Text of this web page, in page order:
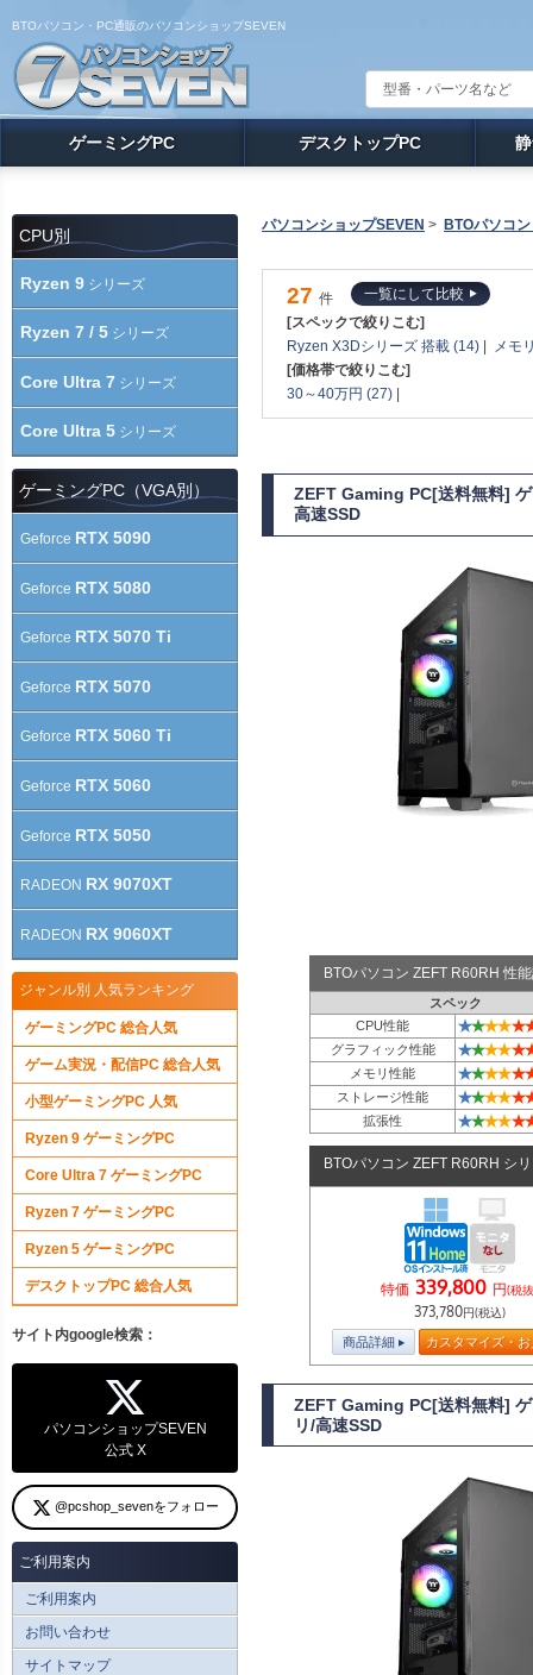
BTOパソコン・PC通販のパソコンショップSEVEN
ゲーミングPC デスクトップPC
パソコンショップSEVEN > BTOパソコ
27 件
一覧にして比較
[スペックで絞りこむ]
Ryzen X3Dシリーズ 搭載 (14) |
メモ
[価格帯で絞りこむ]
30～40万円 (27) |
ZEFT Gaming PC[送料無料]
高速SSD
BTOパソコン ZEFT R60RH 性
スペック
CPU性能
★★★★★
グラフィック性能 ★★★★★
メモリ性能 ★★★★★
ストレージ性能 ★★★★★
拡張性 ★★★★★
BTOパソコン ZEFT R60RH シ
特価 339,800 円(税
373,780円(税込)
商品詳細 カスタマイズ・
ZEFT Gaming PC[送料無料]
リ/高速SSD
CPU別
Ryzen 9 シリーズ
Ryzen 7 / 5 シリーズ
Core Ultra 7 シリーズ
Core Ultra 5 シリーズ
ゲーミングPC（VGA別）
Geforce RTX 5090
Geforce RTX 5080
Geforce RTX 5070 Ti
Geforce RTX 5070
Geforce RTX 5060 Ti
Geforce RTX 5060
Geforce RTX 5050
RADEON RX 9070XT
RADEON RX 9060XT
ジャンル別 人気ランキング
ゲーミングPC 総合人気
ゲーム実況・配信PC 総合人気
小型ゲーミングPC 人気
Ryzen 9 ゲーミングPC
Core Ultra 7 ゲーミングPC
Ryzen 7 ゲーミングPC
Ryzen 5 ゲーミングPC
デスクトップPC 総合人気
サイト内google検索：
パソコンショップSEVEN
公式 X
@pcshop_sevenをフォロー
ご利用案内
ご利用案内
お問い合わせ
サイトマップ